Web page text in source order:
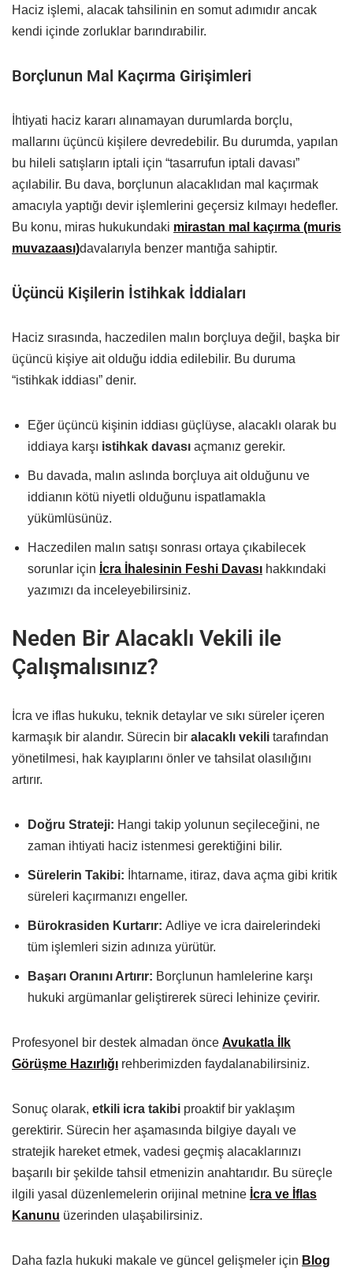
Haciz işlemi, alacak tahsilinin en somut adımıdır ancak
kendi içinde zorluklar barındırabilir.
Borçlunun Mal Kaçırma Girişimleri
İhtiyati haciz kararı alınamayan durumlarda borçlu,
mallarını üçüncü kişilere devredebilir. Bu durumda, yapılan
bu hileli satışların iptali için “tasarrufun iptali davası”
açılabilir. Bu dava, borçlunun alacaklıdan mal kaçırmak
amacıyla yaptığı devir işlemlerini geçersiz kılmayı hedefler.
Bu konu, miras hukukundaki mirastan mal kaçırma (muris
muvazaası)davalarıyla benzer mantığa sahiptir.
Üçüncü Kişilerin İstihkak İddiaları
Haciz sırasında, haczedilen malın borçluya değil, başka bir
üçüncü kişiye ait olduğu iddia edilebilir. Bu duruma
“istihkak iddiası” denir.
Eğer üçüncü kişinin iddiası güçlüyse, alacaklı olarak bu
iddiaya karşı istihkak davası açmanız gerekir.
Bu davada, malın aslında borçluya ait olduğunu ve
iddianın kötü niyetli olduğunu ispatlamakla
yükümlüsünüz.
Haczedilen malın satışı sonrası ortaya çıkabilecek
sorunlar için İcra İhalesinin Feshi Davası hakkındaki
yazımızı da inceleyebilirsiniz.
Neden Bir Alacaklı Vekili ile
Çalışmalısınız?
İcra ve iflas hukuku, teknik detaylar ve sıkı süreler içeren
karmaşık bir alandır. Sürecin bir alacaklı vekili tarafından
yönetilmesi, hak kayıplarını önler ve tahsilat olasılığını
artırır.
Doğru Strateji: Hangi takip yolunun seçileceğini, ne
zaman ihtiyati haciz istenmesi gerektiğini bilir.
Sürelerin Takibi: İhtarname, itiraz, dava açma gibi kritik
süreleri kaçırmanızı engeller.
Bürokrasiden Kurtarır: Adliye ve icra dairelerindeki
tüm işlemleri sizin adınıza yürütür.
Başarı Oranını Artırır: Borçlunun hamlelerine karşı
hukuki argümanlar geliştirerek süreci lehinize çevirir.
Profesyonel bir destek almadan önce Avukatla İlk
Görüşme Hazırlığı rehberimizden faydalanabilirsiniz.
Sonuç olarak, etkili icra takibi proaktif bir yaklaşım
gerektirir. Sürecin her aşamasında bilgiye dayalı ve
stratejik hareket etmek, vadesi geçmiş alacaklarınızı
başarılı bir şekilde tahsil etmenizin anahtarıdır. Bu süreçle
ilgili yasal düzenlemelerin orijinal metnine İcra ve İflas
Kanunu üzerinden ulaşabilirsiniz.
Daha fazla hukuki makale ve güncel gelişmeler için Blog